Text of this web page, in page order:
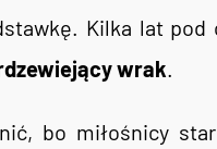
Kilka lat
wrak.
bo miłośnicy